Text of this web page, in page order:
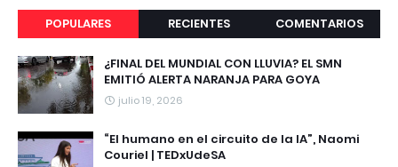
POPULARES RECIENTES COMENTARIOS
¿FINAL DEL MUNDIAL CON LLUVIA? EL SMN
EMITIÓ ALERTA NARANJA PARA GOYA
julio 19, 2026
“El humano en el circuito de la IA”, Naomi
Couriel | TEDxUdeSA